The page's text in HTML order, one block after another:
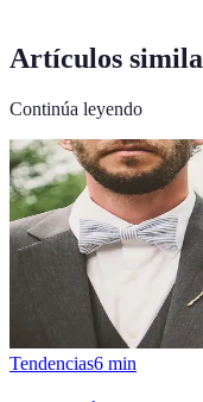
Artículos
Continúa leyendo
Tendencias6 min